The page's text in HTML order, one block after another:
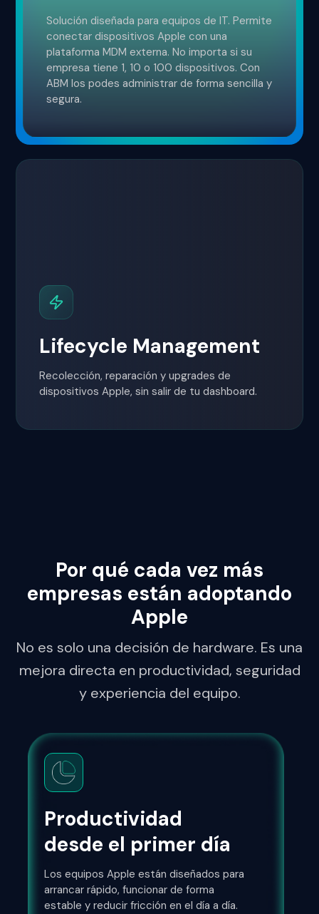
Solución diseñada para equipos de IT. Permite
conectar dispositivos Apple con una
plataforma MDM externa. No importa si su
empresa tiene 1, 10 o 100 dispositivos. Con
ABM los podes administrar de forma sencilla y
segura.
Lifecycle Management
Recolección, reparación y upgrades de
dispositivos Apple, sin salir de tu dashboard.
Por qué cada vez más
empresas están adoptando
Apple
No es solo una decisión de hardware. Es una
mejora directa en productividad, seguridad
y experiencia del equipo.
Productividad
desde el primer día
Los equipos Apple están diseñados para
arrancar rápido, funcionar de forma
estable y reducir fricción en el día a día.